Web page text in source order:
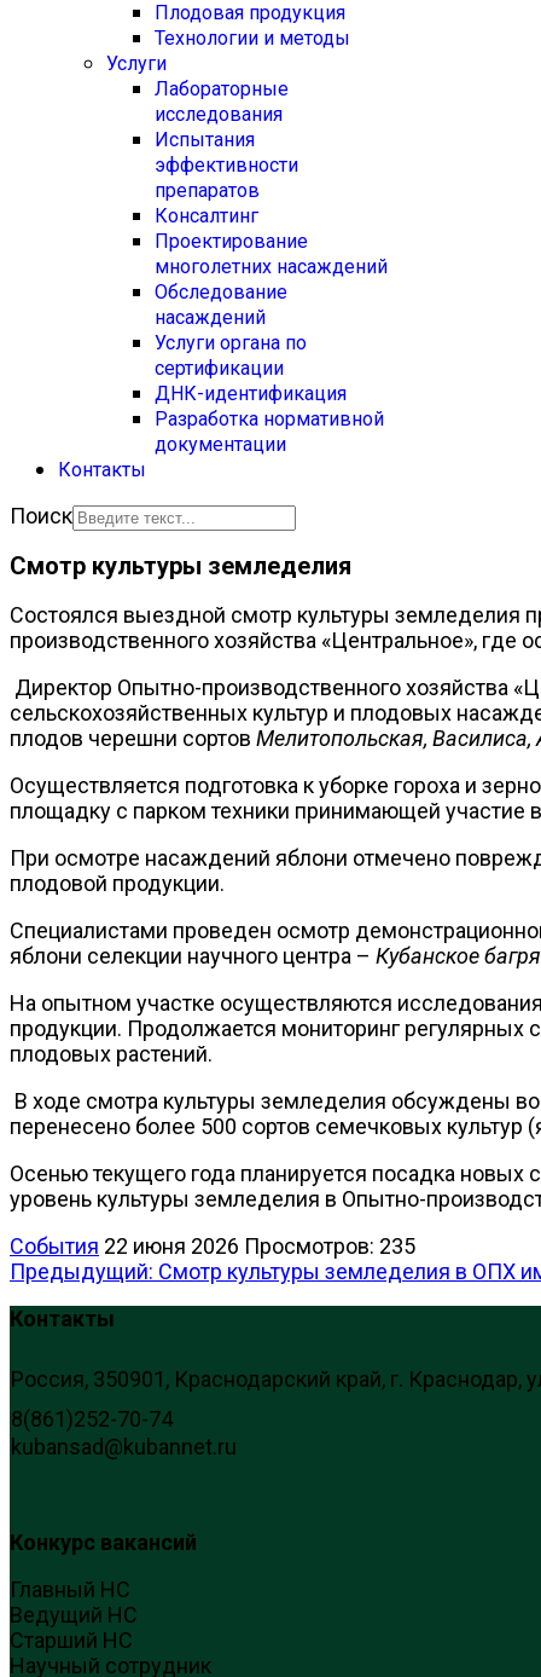
Плодовая продукция
Технологии и методы
Услуги
Лабораторные
исследования
Испытания
эффективности
препаратов
Консалтинг
Проектирование
многолетних насаждений
Обследование
насаждений
Услуги органа по
сертификации
ДНК-идентификация
Разработка нормативной
документации
Контакты
Поиск
Смотр культуры земледелия
Состоялся выездной смотр культуры земледелия
производственного хозяйства «Центральное»,
Директор Опытно-производственного хозяйства
сельскохозяйственных культур и плодовых
плодов черешни сортов Мелитопольская,
Осуществляется подготовка к уборке гороха и
площадку с парком техники принимающей участие
При осмотре насаждений яблони отмечено
плодовой продукции.
Специалистами проведен осмотр
яблони селекции научного центра – Кубанское
На опытном участке осуществляются
продукции. Продолжается мониторинг
плодовых растений.
В ходе смотра культуры земледелия обсуждены
перенесено более 500 сортов семечковых культур
Осенью текущего года планируется посадка
уровень культуры земледелия в Опытно-
События 22 июня 2026 Просмотров: 235
Предыдущий: Смотр культуры земледелия в ОПХ
Контакты
Россия, 350901, Краснодарский край, г. Краснодар,
8(861)252-70-74
kubansad@kubannet.ru
Конкурс вакансий
Главный НС
Ведущий НС
Старший НС
Научный сотрудник